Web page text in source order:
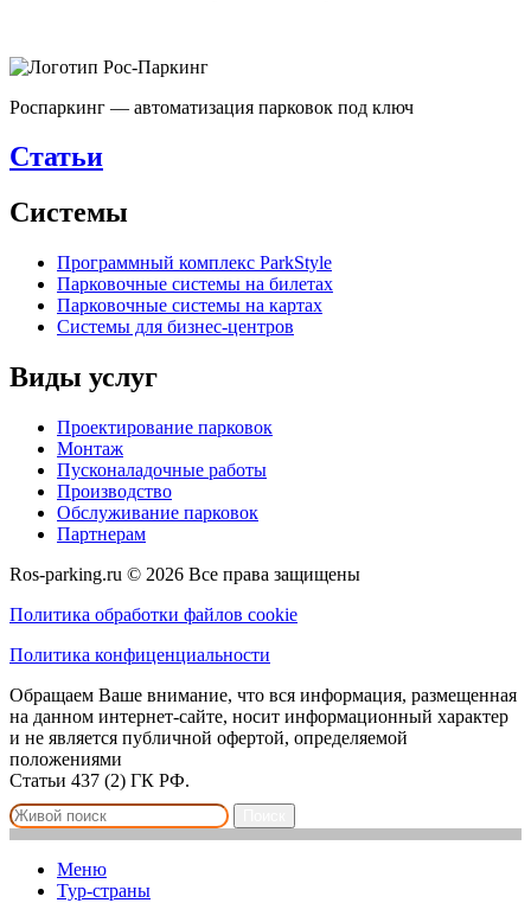
Роспаркинг — автоматизация парковок под ключ
Статьи
Системы
Программный комплекс ParkStyle
Парковочные системы на билетах
Парковочные системы на картах
Системы для бизнес-центров
Виды услуг
Проектирование парковок
Монтаж
Пусконаладочные работы
Производство
Обслуживание парковок
Партнерам
Ros-parking.ru © 2026 Все права защищены
Политика обработки файлов cookie
Политика конфиценциальности
Обращаем Ваше внимание, что вся информация, размещенная
на данном интернет-сайте, носит информационный характер
и не является публичной офертой, определяемой
положениями
Статьи 437 (2) ГК РФ.
Меню
Тур-страны